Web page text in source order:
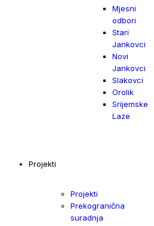
Mjesni
odbori
Stari
Jankovci
Novi
Jankovci
Slakovci
Orolik
Srijemske
Laze
Projekti
Projekti
Prekogranična
suradnja